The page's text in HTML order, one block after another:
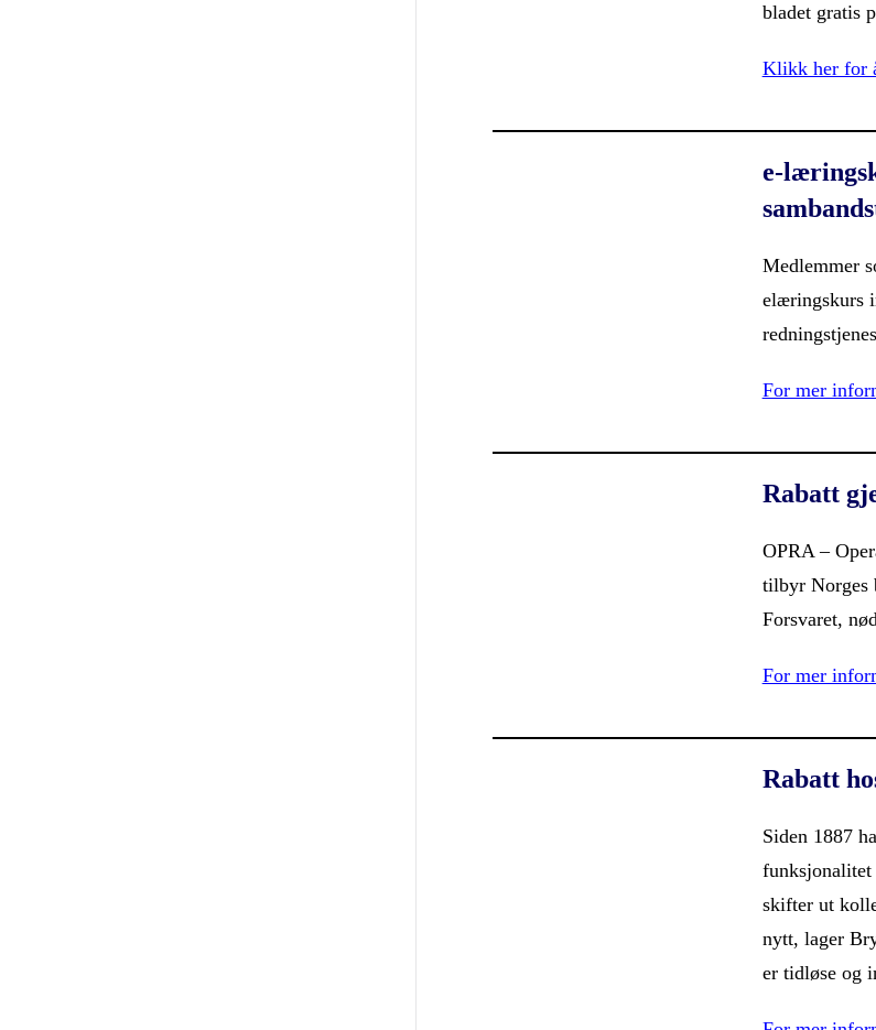
bladet gratis
Klikk her for
e-
Medlemmer
elæringskurs
For mer
Rabatt
OPRA –
tilbyr Norges
Forsvaret,
For mer
Rabatt
Siden 1887
funksjonalitet
skifter ut
nytt, lager
er tidløse og